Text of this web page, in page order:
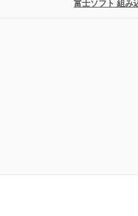
富士ソフト 組み